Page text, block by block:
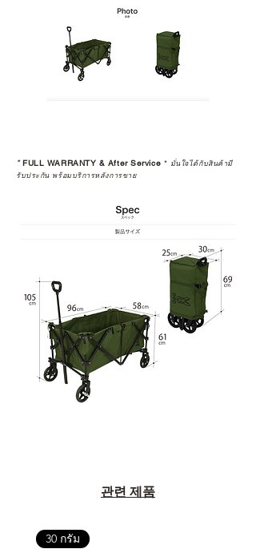
*FULL WARRANTY & After Service * มั่นใจได้กับสินค้ามี
รับประกัน พร้อมบริการหลังการขาย
관련 제품
30 กรัม